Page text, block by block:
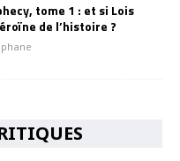
tome 1 : et si Lois
de l’histoire ?